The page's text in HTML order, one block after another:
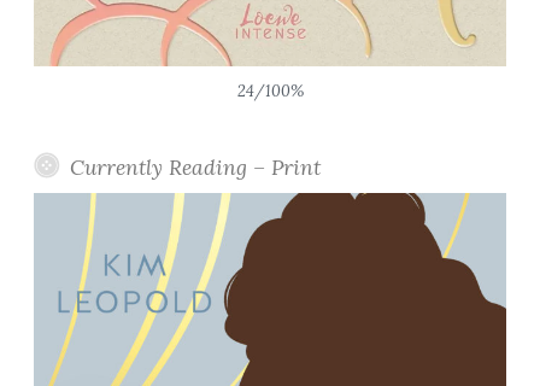
24/100%
Currently Reading – Print